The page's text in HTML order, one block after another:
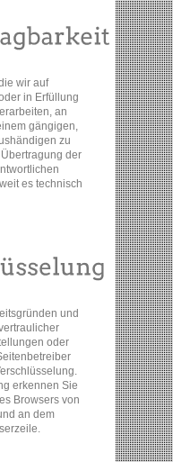
wir auf
in Erfüllung
an
gängigen,
zu
der
es technisch
und
oder
erkennen Sie
Browsers von
an dem